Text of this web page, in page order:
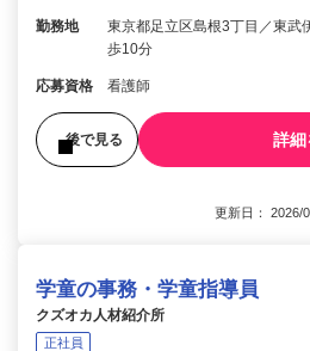
勤務地
東京都足立区島根3丁目／東武
歩10分
応募資格 看護師
後で見る 詳細
更新日：
学童の事務・学童指導員
クズオカ人材紹介所
正社員